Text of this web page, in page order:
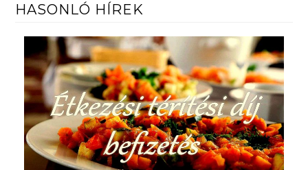
HASONLÓ HÍREK